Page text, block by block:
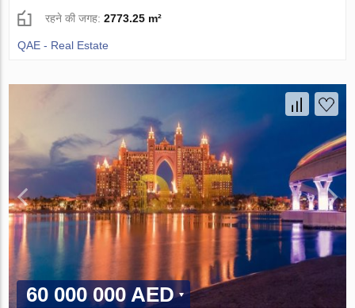
रहने की जगह:2773.25 m²
QAE - Real Estate
60 000 000 AED